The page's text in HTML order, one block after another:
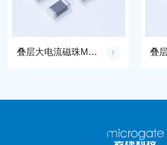
叠层大电流磁珠MGLB0603M600T0R5-LF